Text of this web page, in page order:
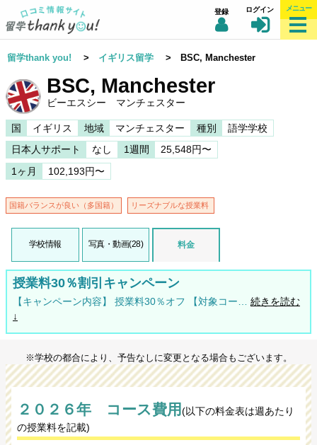
登録 ログイン メニュー
留学thank you! > イギリス留学 > BSC, Manchester
BSC, Manchester
ビーエスシー マンチェスター
国 イギリス 地域 マンチェスター 種別
語学学校
日本人サポート
なし 1週間
25,548円〜
1ヶ月
102,193円〜
国籍バランスが良い（多国籍） リーズナブルな授業料
学校情報 写真・動画(28) 料金
授業料30％割引キャンペーン
【キャンペーン内容】 授業料30％オフ 【対象コー… 続きを読む
↓
※学校の都合により、予告なしに変更となる場合もございます。
２０２６年 コース費用(以下の料金表は週あたり
の授業料を記載)